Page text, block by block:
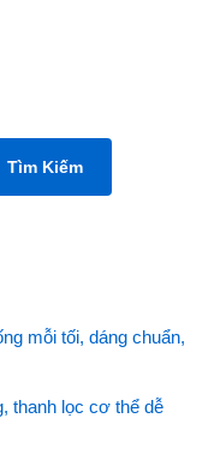
Tìm Kiếm
mỗi tối, dáng chuẩn,
thanh lọc cơ thể dễ